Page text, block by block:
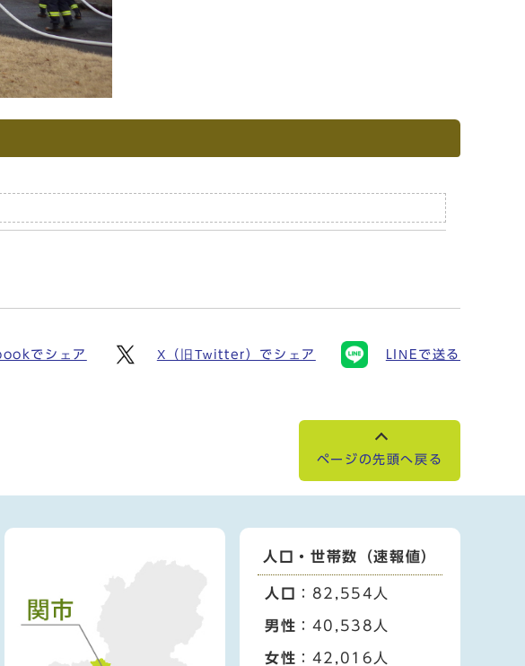
でシェア X（旧Twitter）でシェア LINEで送る
ページの先頭へ戻る
人口・世帯数（速報値）
人口 ：82,554人
男性 ：40,538人
女性 ：42,016人